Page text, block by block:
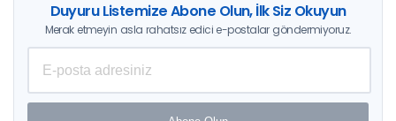
Duyuru Listemize Abone Olun, İlk Siz Okuyun
Merak etmeyin asla rahatsız edici e-postalar göndermiyoruz.